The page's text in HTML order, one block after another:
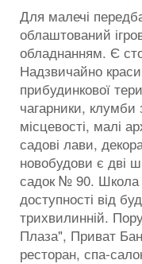
Для малечі
облаштований
обладнанням. Є
Надзвичайно
прибудинкової
чагарники,
місцевості, малі
садові лави,
новобудови є дві
садок № 90. Школа
доступності від
трихвилинній.
Плаза", Приват
ресторан, спа-